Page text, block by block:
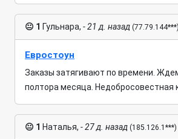
😐 1 Гульнара, - 21 д. назад (77.79.144***)
Евростоун
Заказы затягивают по времени.
полтора месяца. Недобросовестная
😐 1 Наталья, - 27 д. назад (185.126.1***)